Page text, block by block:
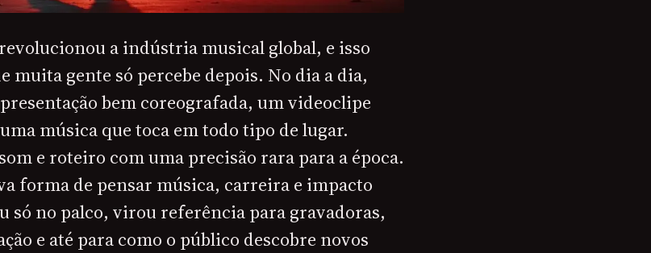
a indústria musical global, e isso
muita gente só percebe depois. No dia a dia,
bem coreografada, um videoclipe
música que toca em todo tipo de lugar.
e roteiro com uma precisão rara para a época.
forma de pensar música, carreira e impacto
só no palco, virou referência para gravadoras,
e até para como o público descobre novos